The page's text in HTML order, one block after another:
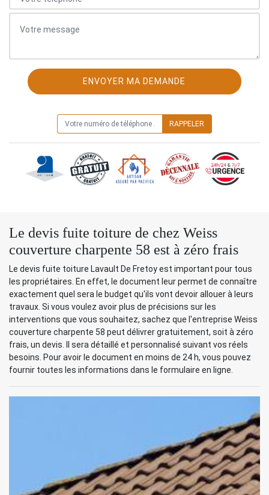
Le devis fuite toiture de chez Weiss
couverture charpente 58 est à zéro frais
Le devis fuite toiture Lavault De Fretoy est important pour tous
les propriétaires. En effet, le document leur permet de connaître
exactement quel sera le budget qu'ils vont devoir allouer à leurs
travaux. Si vous voulez avoir plus de précisions sur les
interventions que vous souhaitez, sachez que l'entreprise Weiss
couverture charpente 58 peut délivrer gratuitement, soit à zéro
frais, un devis. Il sera détaillé et personnalisé suivant vos réels
besoins. Pour avoir le document en moins de 24 h, vous pouvez
fournir toutes les informations dans le formulaire en ligne.